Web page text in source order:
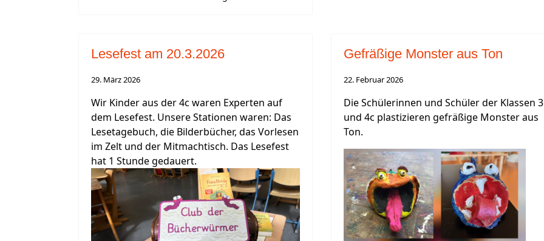
Lesefest am 20.3.2026
29. März 2026
Wir Kinder aus der 4c waren Experten auf
dem Lesefest. Unsere Stationen waren: Das
Lesetagebuch, die Bilderbücher, das Vorlesen
im Zelt und der Mitmachtisch. Das Lesefest
hat 1 Stunde gedauert.
Gefräßige Monster aus Ton
22. Februar 2026
Die Schülerinnen und Schüler der Klassen
und 4c plastizieren gefräßige Monster aus
Ton.